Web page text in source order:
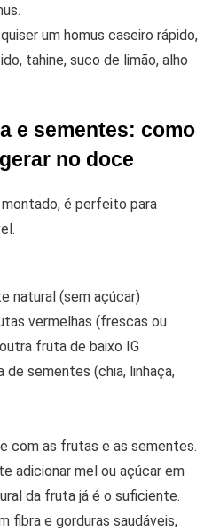
um homus caseiro rápido,
tahine, suco de limão, alho
e sementes: como
no doce
é perfeito para
natural (sem açúcar)
vermelhas (frescas ou
fruta de baixo IG
de sementes (chia, linhaça,
com as frutas e as sementes.
adicionar mel ou açúcar em
da fruta já é o suficiente.
fibra e gorduras saudáveis,